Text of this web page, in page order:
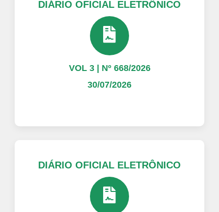
DIÁRIO OFICIAL ELETRÔNICO
VOL 3 | Nº 668/2026
30/07/2026
DIÁRIO OFICIAL ELETRÔNICO